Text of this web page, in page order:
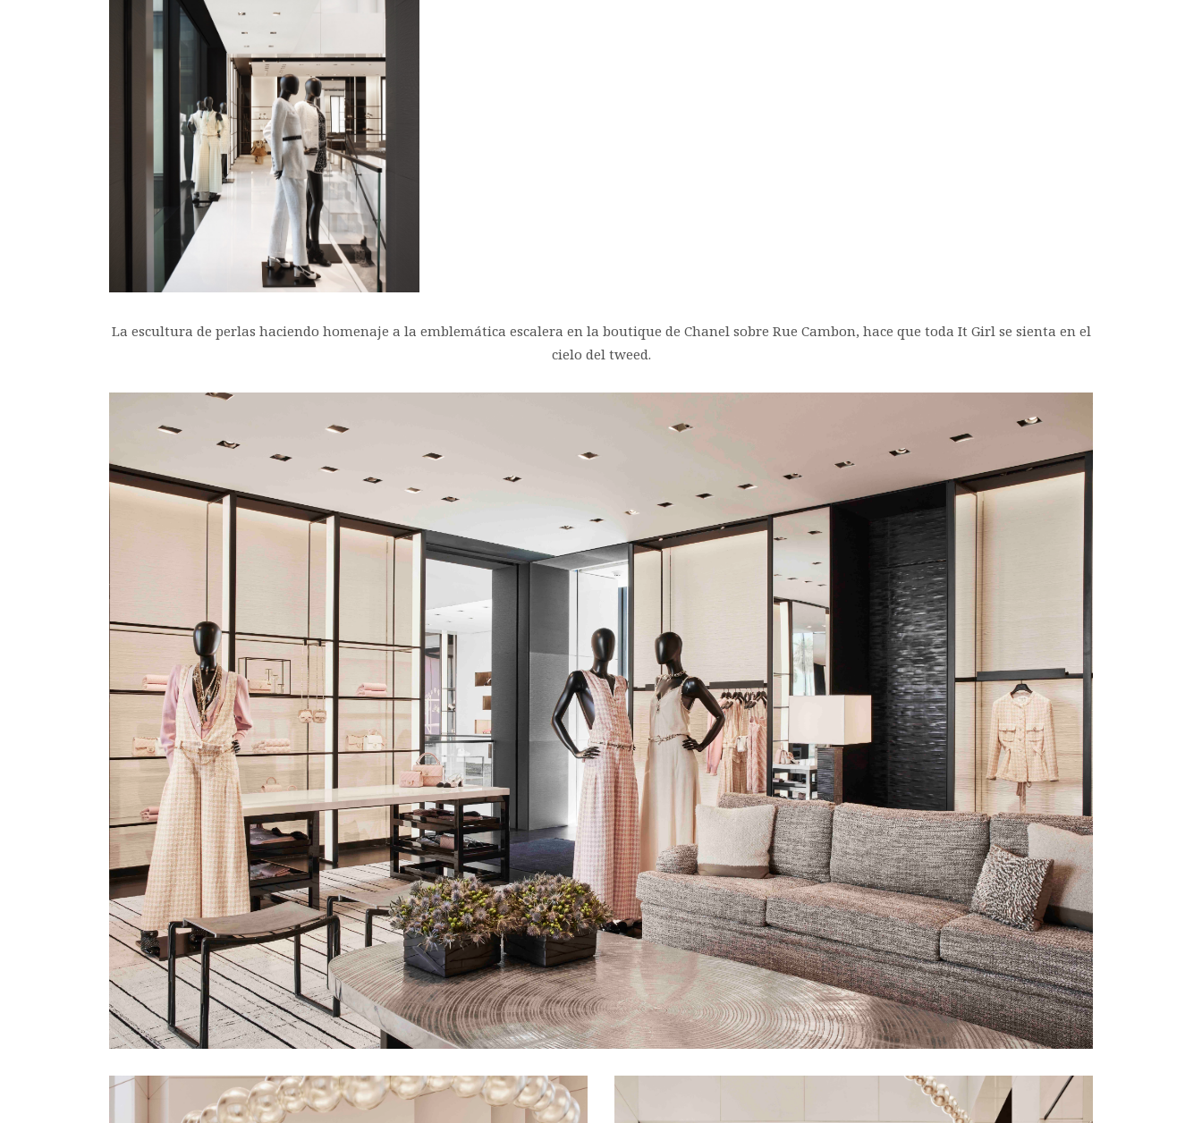
La escultura de perlas haciendo homenaje a la emblemática escalera en la boutique de Chanel sobre Rue Cambon, hace que toda It Girl se sienta en el
cielo del tweed.